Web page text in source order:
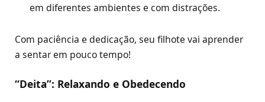
em diferentes ambientes e com distrações.
Com paciência e dedicação, seu filhote vai aprender
a sentar em pouco tempo!
“Deita”: Relaxando e Obedecendo